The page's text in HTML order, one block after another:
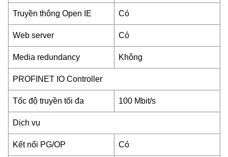
Truyền thông Open IE Có
Web server Có
Media redundancy Không
PROFINET IO Controller
Tốc độ truyền tối đa 100 Mbit/s
Dịch vụ
Kết nối PG/OP Có